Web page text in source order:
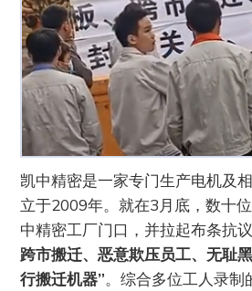
凯中精密是一家专门生产电机及
立于2009年。就在3月底，数十
中精密工厂门口，并拉起布条抗议
跨市搬迁、恶意欺压员工、无耻
行搬迁机器”。综合多位工人录制